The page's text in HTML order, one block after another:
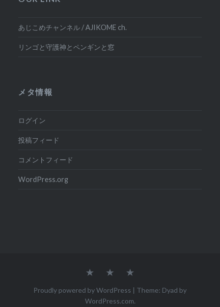
あじこめチャンネル / AJIKOME ch.
リンゴと守護神とペンギンと窓
メタ情報
ログイン
投稿フィード
コメントフィード
WordPress.org
Home Dai
Ai
Proudly powered by WordPress | Theme: Dyad by
WordPress.com.